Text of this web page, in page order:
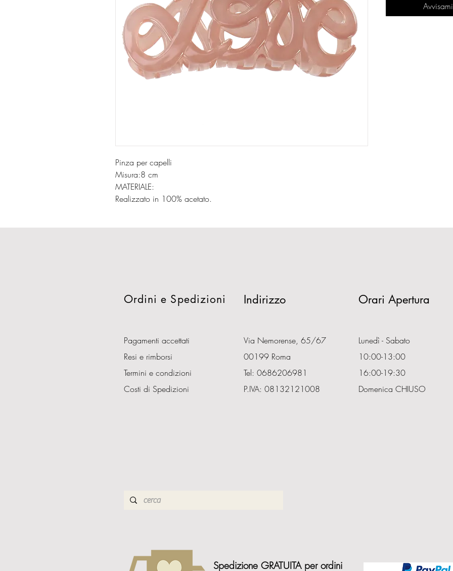
Pinza per capelli
Misura:8 cm
MATERIALE:
Realizzato in 100% acetato.
Ordini e Spedizioni Indirizzo
Pagamenti accettati
Resi e rimborsi
Termini e condizioni
Costi di Spedizioni
Via Nemorense, 65/67
00199 Roma
Tel: 0686206981
P.IVA: 08132121008
Spedizione GRATUITA per ordini
Orari Apertura
Lunedì - Sabato
10:00-13:00
16:00-19:30
Domenica CHIUSO